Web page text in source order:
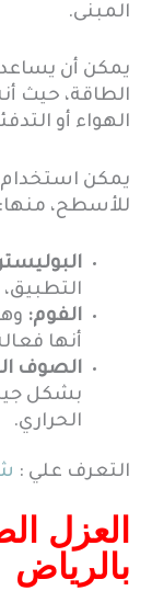
المبنى.
يمكن أن يساعد
الطاقة، حيث
الهواء أو
يمكن استخدام
للأسطح، منها:
الفوم:
أنها
الصوف
بشكل
الحراري.
التعرف علي :
العزل
بالرياض